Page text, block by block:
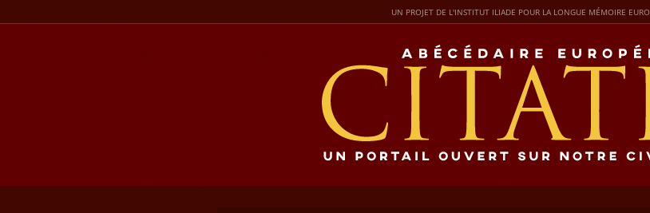
UN PROJET DE L'INSTITUT ILIADE POUR LA LONGUE MÉMOIRE